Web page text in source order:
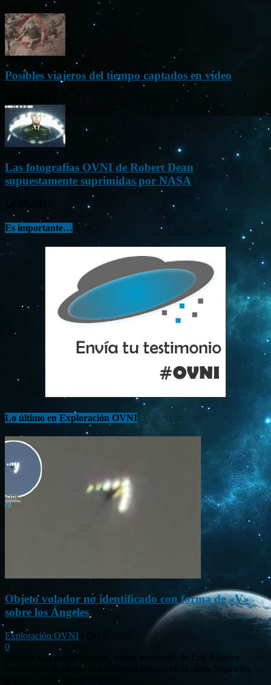
Ene 21, 2012
Posibles viajeros del tiempo captados en vídeo
Las fotografías OVNI de Robert Dean
supuestamente suprimidas por NASA
Jul 23, 2015
Es importante…
Lo último en Exploración OVNI
Objeto volador no identificado con forma de «V»
sobre los Ángeles
Exploración OVNI
0
Durante una noche reciente, varios residentes de Los Ángeles
observaron un objeto de apariencia inusual en el cielo. Según los
testigos, el fenómeno consistía...